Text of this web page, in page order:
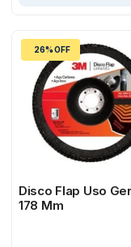
26% OFF
Disco Flap Uso
178 Mm